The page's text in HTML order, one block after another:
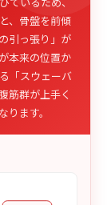
、骨盤を前傾
引っ張り」が
本来の位置か
「スウェーバ
筋群が上手く
ます。